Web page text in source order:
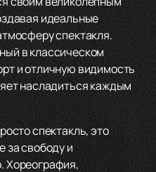
идеальные
спектакля.
в классическом
и отличную видимость
насладиться каждым
спектакль, это
за свободу и
Хореография,